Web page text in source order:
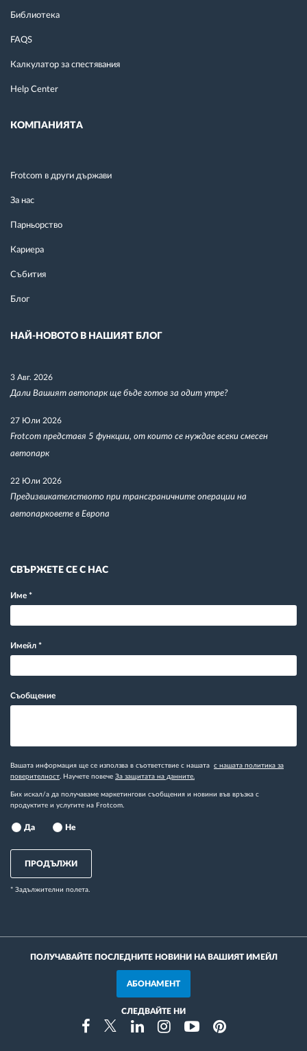
Библиотека
FAQS
Калкулатор за спестявания
Help Center
КОМПАНИЯТА
Frotcom в други държави
За нас
Парньорство
Кариера
Събития
Блог
НАЙ-НОВОТО В НАШИЯТ БЛОГ
3 Авг. 2026
Дали Вашият автопарк ще бъде готов за одит утре?
27 Юли 2026
Frotcom представя 5 функции, от които се нуждае всеки смесен
автопарк
22 Юли 2026
Предизвикателството при трансграничните операции на
автопарковете в Европа
СВЪРЖЕТЕ СЕ С НАС
Име *
Имейл *
Съобщение
Вашата информация ще се използва в съответствие с нашата с нашата политика за
поверителност . Научете повече За защитата на данните.
Бих искал/а да получаваме маркетингови съобщения и новини във връзка с
продуктите и услугите на Frotcom.
Да Не
ПРОДЪЛЖИ
* Задължителни полета.
ПОЛУЧАВАЙТЕ ПОСЛЕДНИТЕ НОВИНИ НА ВАШИЯТ ИМЕЙЛ
АБОНАМЕНТ
СЛЕДВАЙТЕ НИ
FacebookTwitterLinkedinInstragramYoutubePinterest